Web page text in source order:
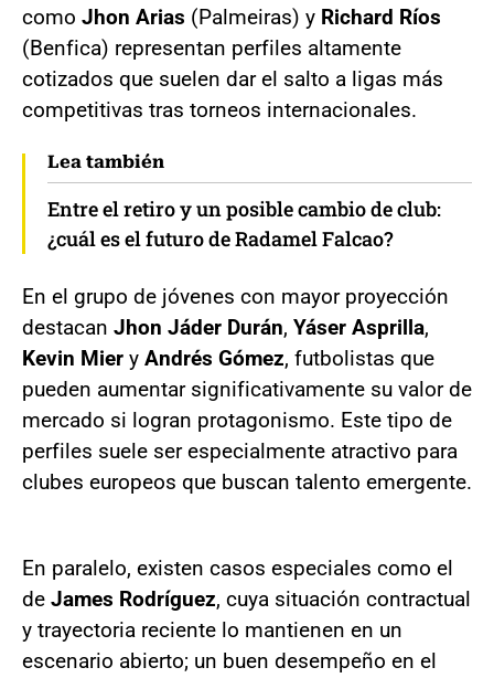
como Jhon Arias (Palmeiras) y Richard Ríos
(Benfica) representan perfiles altamente
cotizados que suelen dar el salto a ligas más
competitivas tras torneos internacionales.
Lea también
Entre el retiro y un posible cambio de club:
¿cuál es el futuro de Radamel Falcao?
En el grupo de jóvenes con mayor proyección
destacan Jhon Jáder Durán, Yáser Asprilla,
Kevin Mier y Andrés Gómez, futbolistas que
pueden aumentar significativamente su valor de
mercado si logran protagonismo. Este tipo de
perfiles suele ser especialmente atractivo para
clubes europeos que buscan talento emergente.
En paralelo, existen casos especiales como el
de James Rodríguez, cuya situación contractual
y trayectoria reciente lo mantienen en un
escenario abierto; un buen desempeño en el